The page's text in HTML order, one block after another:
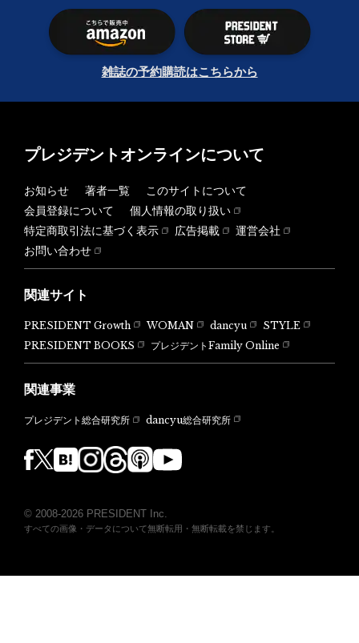
雑誌の予約購読はこちらから
プレジデントオンラインについて
お知らせ 著者一覧
このサイトについて
会員登録について
個人情報の取り扱い
特定商取引法に基づく表示
広告掲載
運営会社
お問い合わせ
関連サイト
PRESIDENT Growth WOMAN dancyu
STYLE
PRESIDENT BOOKS
プレジデントFamily Online
関連事業
プレジデント総合研究所 dancyu総合研究所
© 2008-2026 PRESIDENT Inc.
すべての画像・データについて無断転用・無断転載を禁じます。